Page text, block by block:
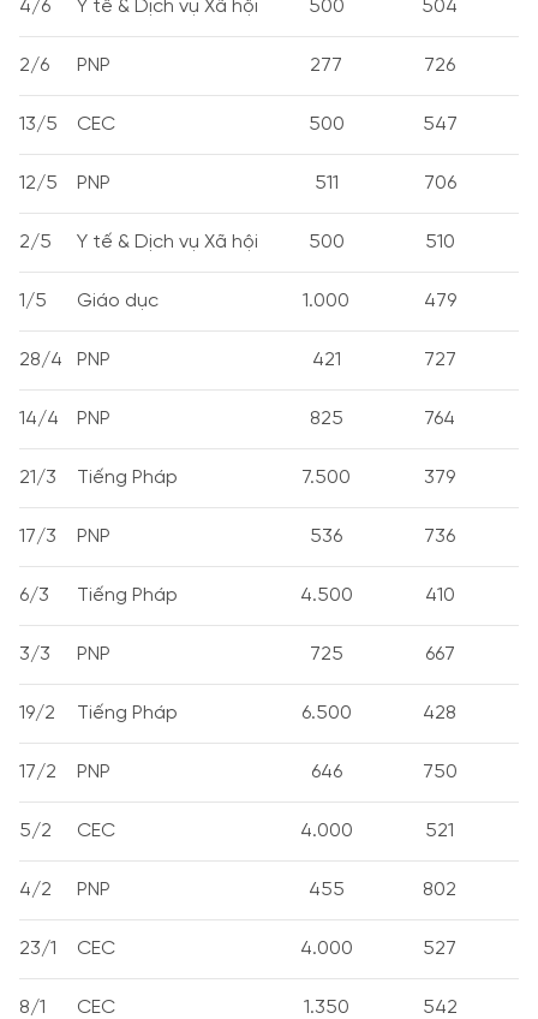
4/6 Y tế & Dịch vụ Xã hội 500 504
2/6 PNP 277 726
13/5 CEC 500 547
12/5 PNP 511 706
2/5 Y tế & Dịch vụ Xã hội 500 510
1/5 Giáo dục 1.000 479
28/4 PNP 421 727
14/4 PNP 825 764
21/3 Tiếng Pháp 7.500 379
17/3 PNP 536 736
6/3 Tiếng Pháp 4.500 410
3/3 PNP 725 667
19/2 Tiếng Pháp 6.500 428
17/2 PNP 646 750
5/2 CEC 4.000 521
4/2 PNP 455 802
23/1 CEC 4.000 527
8/1 CEC 1.350 542